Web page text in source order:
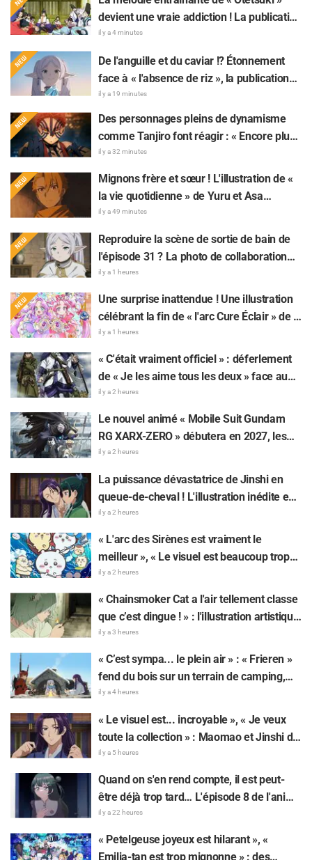
devient une vraie addiction ! La publication
du MV de la chanson insérée de « The
Elusive Samurai » fait sensation : « Un
character song pour une œuvre historique
à l'ère Reiwa »
il y a 4 minutes
De l'anguille et du caviar !? Étonnement
face à « l'absence de riz », la publication
sur « Frieren » fait réagir : « Choisir la
grillade nature, c'est un truc de
connaisseur »
il y a 19 minutes
Des personnages pleins de dynamisme
comme Tanjiro font réagir : « Encore plus
spectaculaire que sur l'écran ! » — Une
affiche géante de l'arc Château Infini de «
Demon Slayer: Kimetsu No Yaiba »
apparaît à Ikebukuro et fait grand bruit
il y a 32 minutes
Mignons frère et sœur ! L'illustration de «
la vie quotidienne » de Yuru et Asa
mangeant de la glace pilée dans «
Daemons of the Shadow Realm » fait
réagir : « Trop précieux, je meurs », « On
dirait totalement un couple »
il y a 49 minutes
Reproduire la scène de sortie de bain de
l'épisode 31 ? La photo de collaboration
entre « Frieren » et « Garigari-kun » fait
parler d'elle : « On dirait que ses cheveux
sont enroulés dans une serviette de bain »
il y a 1 heures
Une surprise inattendue ! Une illustration
célébrant la fin de « l'arc Cure Éclair » de «
Star Detective Precure! » fait réagir : « Ça
serre le cœur », « On ressent tout l'amour
de l'équipe de production »
il y a 1 heures
« C'était vraiment officiel » : déferlement
de « Je les aime tous les deux » face au
dilemme ultime entre « Tanigaki le Matagi
» et « Genjiro-chan » de Golden Kamuy
il y a 2 heures
Le nouvel animé « Mobile Suit Gundam
RG XARX-ZERO » débutera en 2027, les
fans s'enflamment : « Une cape et un bras
comme une bête !? », « Le mecha du
protagoniste est super classe »
il y a 2 heures
La puissance dévastatrice de Jinshi en
queue-de-cheval ! L'illustration inédite en
yukata pour l'événement d'été de « Les
Carnets de l'Apothicaire » fait réagir : «
Mon cœur a failli lâcher pour de vrai », « Il
faudrait l'immortaliser sur une fresque »
il y a 2 heures
« L'arc des Sirènes est vraiment le
meilleur », « Le visuel est beaucoup trop
beau » : des réactions enthousiastes alors
que « Chiikawa The Movie: The Secret of
the Mermaid Island » sort aujourd'hui, le
24 juillet
il y a 2 heures
« Chainsmoker Cat a l'air tellement classe
que c’est dingue ! » : l'illustration artistique
de « Chainsmoker Cat » par l'auteur de «
Blue Period » fait dire aux fans : « On dirait
qu'elle pourrait être à Geidai »
il y a 3 heures
« C’est sympa... le plein air » : « Frieren »
fend du bois sur un terrain de camping,
cet univers surréaliste fait réagir : « Sa vie
est bien remplie tous les jours »
il y a 4 heures
« Le visuel est... incroyable », « Je veux
toute la collection » : Maomao et Jinshi de
« Les Carnets de l’Apothicaire : Le Film »
immortalisés sous forme de figurines
élaborées en tenue du film
il y a 5 heures
Quand on s'en rend compte, il est peut-
être déjà trop tard… L'épisode 8 de l'anime
« BanG Dream! Yume∞Mita » dévoile son
synopsis et ses premières images !
il y a 22 heures
« Petelgeuse joyeux est hilarant », «
Emilia-tan est trop mignonne » : des